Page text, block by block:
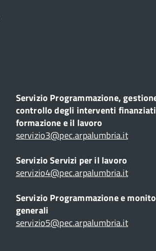
Servizio Programmazione,
controllo degli interventi
formazione e il lavoro
servizio3@pec.arpalumbria.it
Servizio Servizi per il lavoro
servizio4@pec.arpalumbria.it
Servizio Programmazione e
generali
servizio5@pec.arpalumbria.it